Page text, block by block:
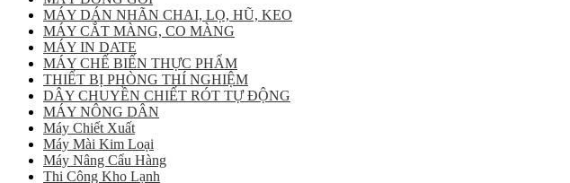
MÁY DÁN NHÃN CHAI, LỌ, HŨ, KEO
MÁY CẮT MÀNG, CO MÀNG
MÁY IN DATE
MÁY CHẾ BIẾN THỰC PHẨM
THIẾT BỊ PHÒNG THÍ NGHIỆM
DÂY CHUYỀN CHIẾT RÓT TỰ ĐỘNG
MÁY NÔNG DÂN
Máy Chiết Xuất
Máy Mài Kim Loại
Máy Nâng Cẩu Hàng
Thi Công Kho Lạnh